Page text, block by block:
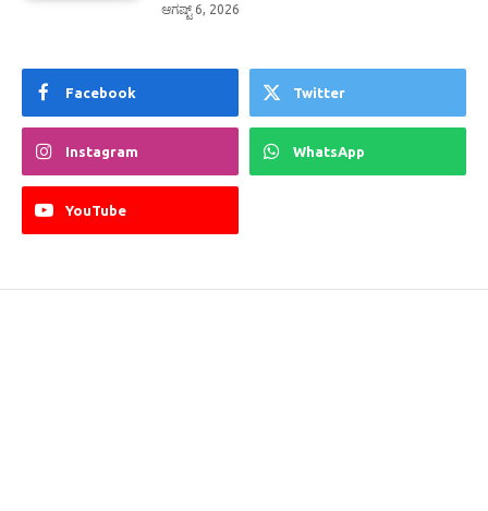
ಆಗಷ್ಟ್ 6, 2026
Facebook Twitter
Instagram WhatsApp
YouTube